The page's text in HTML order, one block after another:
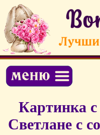
Картинка
Светлане с